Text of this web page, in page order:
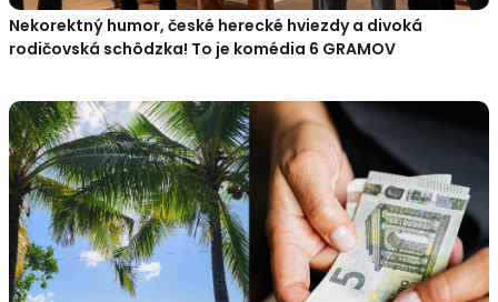
Nekorektný humor, české herecké hviezdy a divoká
rodičovská schôdzka! To je komédia 6 GRAMOV